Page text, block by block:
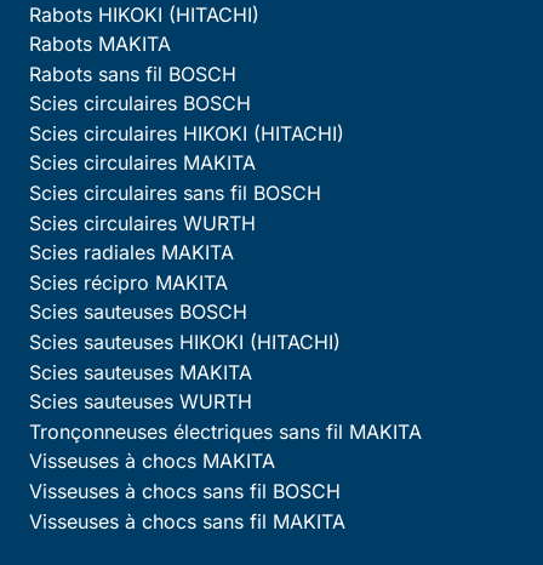
Rabots HIKOKI (HITACHI)
Rabots MAKITA
Rabots sans fil BOSCH
Scies circulaires BOSCH
Scies circulaires HIKOKI (HITACHI)
Scies circulaires MAKITA
Scies circulaires sans fil BOSCH
Scies circulaires WURTH
Scies radiales MAKITA
Scies récipro MAKITA
Scies sauteuses BOSCH
Scies sauteuses HIKOKI (HITACHI)
Scies sauteuses MAKITA
Scies sauteuses WURTH
Tronçonneuses électriques sans fil MAKITA
Visseuses à chocs MAKITA
Visseuses à chocs sans fil BOSCH
Visseuses à chocs sans fil MAKITA